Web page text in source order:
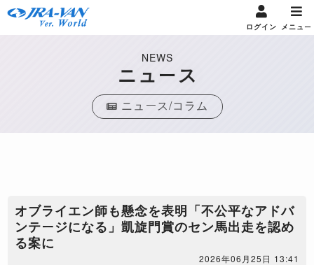
ログイン メニュー
NEWS
ニュース
ニュース/コラム
オブライエン師も懸念を表明「不公平なアドバ
ンテージになる」凱旋門賞のセン馬出走を認め
る案に
2026年06月25日 13:41